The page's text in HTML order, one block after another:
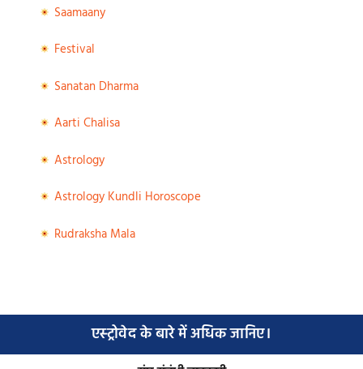
Saamaany
Festival
Sanatan Dharma
Aarti Chalisa
Astrology
Astrology Kundli Horoscope
Rudraksha Mala
एस्ट्रोवेद के बारे में अधिक जानिए।